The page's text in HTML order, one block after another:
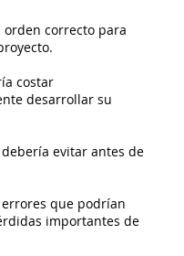
correcto para
costar
desarrollar su
evitar antes de
que podrían
importantes de